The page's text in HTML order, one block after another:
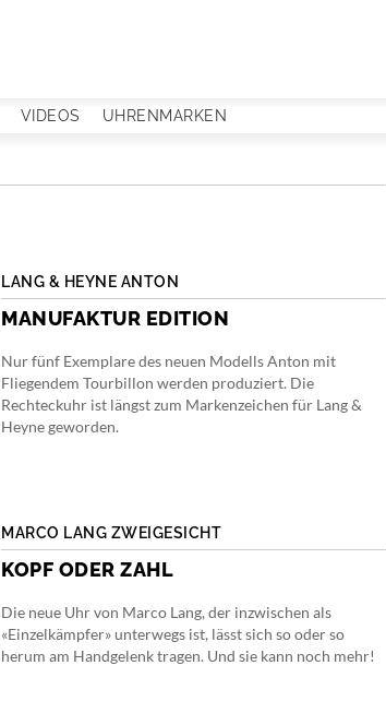
VIDEOS UHRENMARKEN
LANG & HEYNE ANTON
MANUFAKTUR EDITION
Nur fünf Exemplare des neuen Modells Anton mit
Fliegendem Tourbillon werden produziert. Die
Rechteckuhr ist längst zum Markenzeichen für Lang &
Heyne geworden.
MARCO LANG ZWEIGESICHT
KOPF ODER ZAHL
Die neue Uhr von Marco Lang, der inzwischen als
«Einzelkämpfer» unterwegs ist, lässt sich so oder so
herum am Handgelenk tragen. Und sie kann noch mehr!